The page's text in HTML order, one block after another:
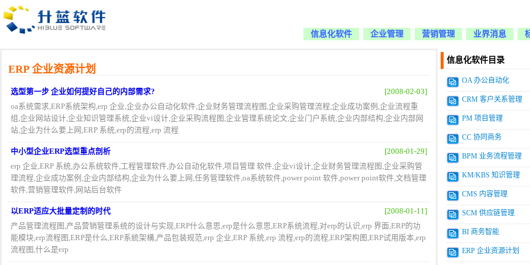
信息化软件 企业管理 营销管理 业界消息
ERP 企业资源计划
选型第一步 企业如何提好自己的内部需求?
[2008-02-03]
oa系统需求,ERP系统架构,erp 企业,企业办公自动化软件,企业财务管理流程图,企业采购管理流程,企业成功案例,企业流程重
组,企业网站设计,企业知识管理系统,企业vi设计,企业采购流程图,企业管理系统论文,企业门户系统,企业内部结构,企业内部网
站,企业为什么要上网,ERP 系统,erp的流程,erp 流程
中小型企业ERP选型重点剖析
[2008-01-29]
erp 企业,ERP 系统,办公系统软件,工程管理软件,办公自动化软件,项目管理 软件,企业vi设计,企业财务管理流程图,企业采购管
理流程,企业成功案例,企业内部结构,企业为什么要上网,任务管理软件,oa系统软件,power point 软件,power point软件,文档管理
软件,营销管理软件,网站后台软件
以ERP适应大批量定制的时代
[2008-01-11]
产品管理流程图,产品营销管理系统的设计与实现,ERP什么意思,erp是什么意思,ERP系统流程,对erp的认识,erp 界面,ERP的功
能模块,erp流程图,ERP是什么,ERP系統架構,产品包装规范,erp 企业,ERP 系统,erp 流程,erp的流程,ERP架构图,ERP试用版本,erp
流程图,什么是erp
信息化软件目录
OA 办公自动化
CRM 客户关系管理
PM 项目管理
CC 协同商务
BPM 业务流程管理
KM/KBS 知识管理
CMS 内容管理
SCM 供应链管理
BI 商务智能
ERP 企业资源计划